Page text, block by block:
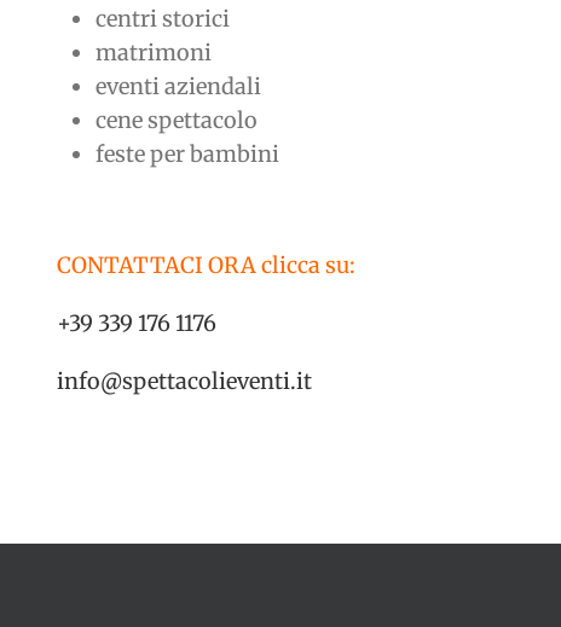
centri storici
matrimoni
eventi aziendali
cene spettacolo
feste per bambini
CONTATTACI ORA clicca su:
+39 339 176 1176
info@spettacolieventi.it